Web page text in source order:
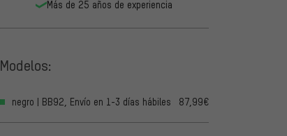
Más de 25 años de experiencia
Modelos:
negro | BB92, Envío en 1-3 días hábiles 87,99€